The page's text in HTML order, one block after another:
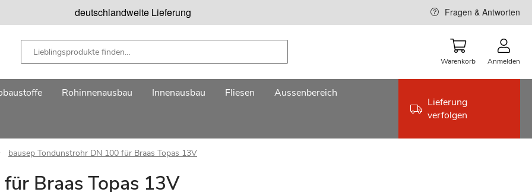
deutschlandweite Lieferung Fragen & Antworten
Warenkorb Anmelden
Rohinnenausbau Innenausbau Fliesen Aussenbereich
Lieferung
verfolgen
bausep Tondunstrohr DN 100 für Braas Topas 13V
Braas Topas 13V